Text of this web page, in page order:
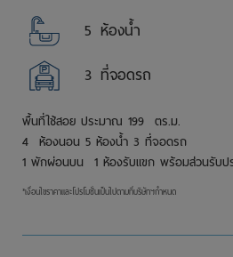
5 ห้องน้ำ
3 ที่จอดรถ
พื้นที่ใช้สอย ประมาณ 199 ตร.ม.
4 ห้องนอน 5 ห้องน้ำ 3 ที่จอดรถ
1 พักผ่อนบน 1 ห้องรับแขก พร้อมส่วนรับป
*เงื่อนไขราคาและโปรโมชั่นเป็นไปตามที่บริษัทฯกำหนด